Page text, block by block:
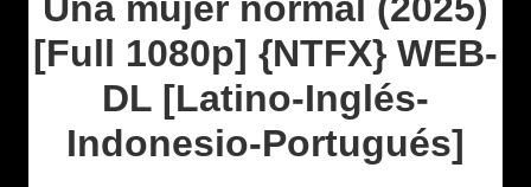
[Full 1080p] {NTFX} WEB-
DL [Latino-Inglés-
Indonesio-Portugués]